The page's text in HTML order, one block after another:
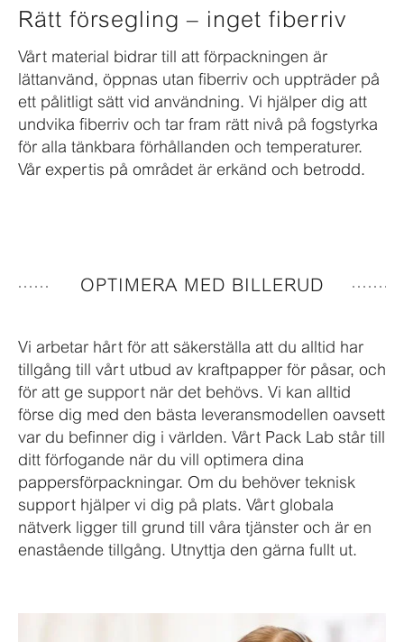
Rätt försegling – inget fiberriv
Vårt material bidrar till att förpackningen är
lättanvänd, öppnas utan fiberriv och uppträder på
ett pålitligt sätt vid användning. Vi hjälper dig att
undvika fiberriv och tar fram rätt nivå på fogstyrka
för alla tänkbara förhållanden och temperaturer.
Vår expertis på området är erkänd och betrodd.
OPTIMERA MED BILLERUD
Vi arbetar hårt för att säkerställa att du alltid har
tillgång till vårt utbud av kraftpapper för påsar, och
för att ge support när det behövs. Vi kan alltid
förse dig med den bästa leveransmodellen oavsett
var du befinner dig i världen. Vårt Pack Lab står till
ditt förfogande när du vill optimera dina
pappersförpackningar. Om du behöver teknisk
support hjälper vi dig på plats. Vårt globala
nätverk ligger till grund till våra tjänster och är en
enastående tillgång. Utnyttja den gärna fullt ut.